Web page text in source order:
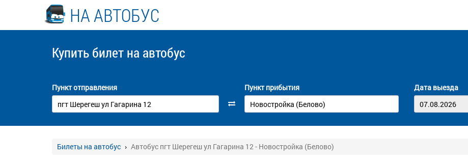
НА АВТОБУС
Купить билет на автобус
Пункт отправления Пункт прибытия Дата выезда
Билеты на автобус Автобус пгт Шерегеш ул Гагарина 12 - Новостройка (Белово)